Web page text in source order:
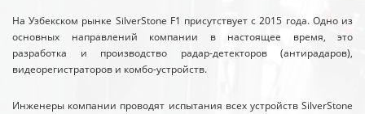
На Узбекском рынке SilverStone F1 присутствует с 2015 года. Одно из
основных направлений компании в настоящее время, это
разработка и производство радар-детекторов (антирадаров),
видеорегистраторов и комбо-устройств.
Инженеры компании проводят испытания всех устройств SilverStone